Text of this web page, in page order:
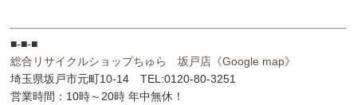
■-■-■
総合リサイクルショップちゅら 坂戸店 《Google map》
埼玉県坂戸市元町10-14 TEL:0120-80-3251
営業時間：10時～20時 年中無休！